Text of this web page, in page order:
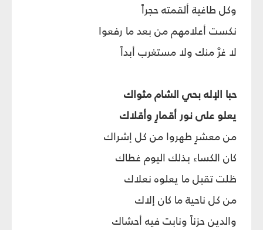
وكل طاغية ألقمته حجراً
نكست أعلامهم من بعد ما رفعوا
لا غرَّ منك ولا مستغرب أبداً
حبا الإله بحي الشام مثواك
يعلو على نور أقمارٍ وأقلاك
من معشرٍ طهروا من كل إشراك
كان الكساء بذلك اليوم غطاك
ظلت تقبل ما يعلوه نعلاك
من كل ناحية ما كان إلاك
والدين حزناً ونابت فيه أحشاك